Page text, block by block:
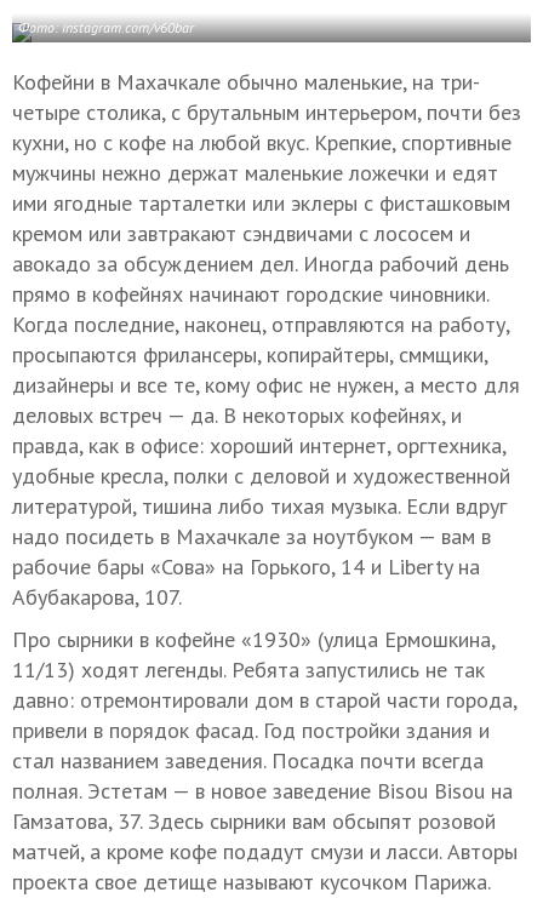
Фото: instagram.com/v60bar
Кофейни в Махачкале обычно маленькие, на три-
четыре столика, с брутальным интерьером, почти без
кухни, но с кофе на любой вкус. Крепкие, спортивные
мужчины нежно держат маленькие ложечки и едят
ими ягодные тарталетки или эклеры с фисташковым
кремом или завтракают сэндвичами с лососем и
авокадо за обсуждением дел. Иногда рабочий день
прямо в кофейнях начинают городские чиновники.
Когда последние, наконец, отправляются на работу,
просыпаются фрилансеры, копирайтеры, сммщики,
дизайнеры и все те, кому офис не нужен, а место для
деловых встреч — да. В некоторых кофейнях, и
правда, как в офисе: хороший интернет, оргтехника,
удобные кресла, полки с деловой и художественной
литературой, тишина либо тихая музыка. Если вдруг
надо посидеть в Махачкале за ноутбуком — вам в
рабочие бары «Сова» на Горького, 14 и Liberty на
Абубакарова, 107.
Про сырники в кофейне «1930» (улица Ермошкина,
11/13) ходят легенды. Ребята запустились не так
давно: отремонтировали дом в старой части города,
привели в порядок фасад. Год постройки здания и
стал названием заведения. Посадка почти всегда
полная. Эстетам — в новое заведение Bisou Bisou на
Гамзатова, 37. Здесь сырники вам обсыпят розовой
матчей, а кроме кофе подадут смузи и ласси. Авторы
проекта свое детище называют кусочком Парижа.